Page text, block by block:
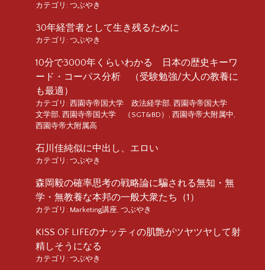
カテゴリ: つぶやき
30年経営者として生き残るために
カテゴリ: つぶやき
10分で3000年くらいわかる 日本の歴史キーワ
ード・コーパス分析 （受験勉強/大人の教養に
も最適）
カテゴリ: 西園寺帝国大学 政法経学部 西園寺帝国大学
文学部 西園寺帝国大学 （SGT&BD） 西園寺帝大附属中
西園寺帝大附属高
石川佳純似に中出し、エロい
カテゴリ: つぶやき
森岡毅の確率思考の戦略論に騙される無知・無
学・無教養な本邦の一般大衆たち（1）
カテゴリ: Marketing講座 つぶやき
KISS OF LIFEのナッティの肌艶がツヤツヤして射
精しそうになる
カテゴリ: つぶやき